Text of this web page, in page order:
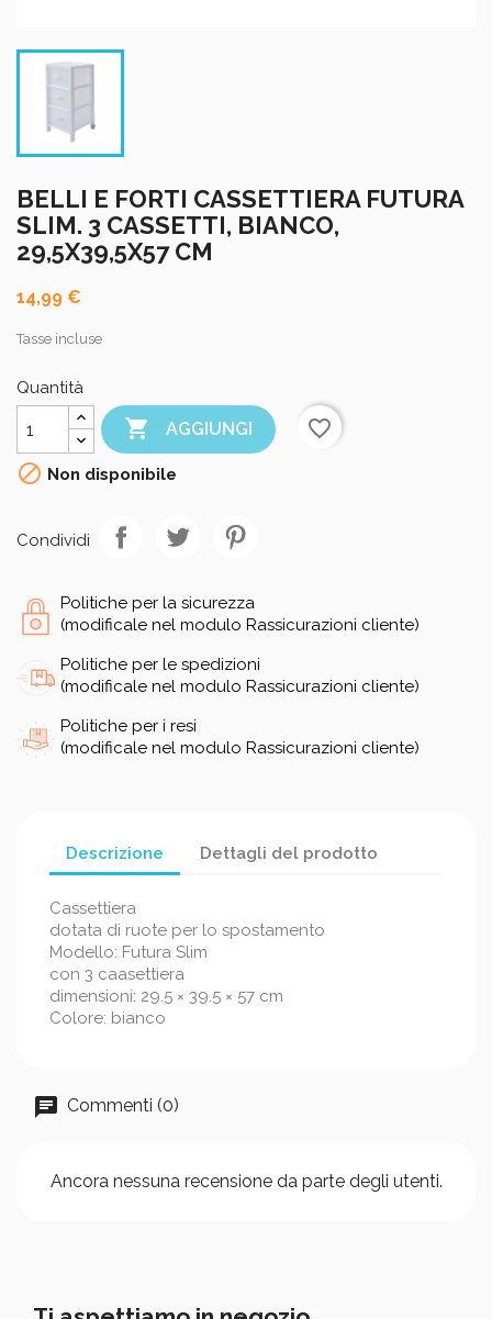
BELLI E FORTI CASSETTIERA FUTURA
SLIM. 3 CASSETTI, BIANCO,
29,5X39,5X57 CM
14,99 €
Tasse incluse
Quantità
 AGGIUNGI
favorite_border
 Non disponibile
Condividi
Politiche per la sicurezza
(modificale nel modulo Rassicurazioni cliente)
Politiche per le spedizioni
(modificale nel modulo Rassicurazioni cliente)
Politiche per i resi
(modificale nel modulo Rassicurazioni cliente)
Descrizione Dettagli del prodotto
Cassettiera
dotata di ruote per lo spostamento
Modello: Futura Slim
con 3 caasettiera
dimensioni: 29.5 × 39.5 × 57 cm
Colore: bianco
Commenti (0)
Ancora nessuna recensione da parte degli utenti.